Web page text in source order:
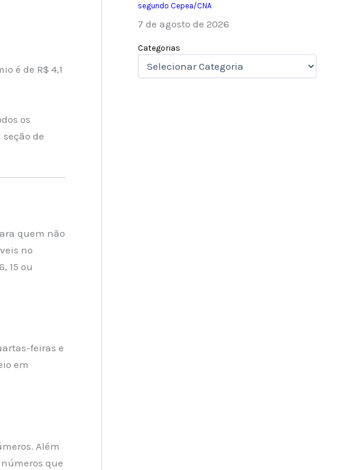
é de R$ 4,1
os
de
quem não
no
15 ou
feiras e
em
Além
que
segundo Cepea/CNA
7 de agosto de 2026
Categorias